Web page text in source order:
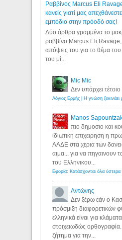
Ραββίνος Marcus Eli
κανείς γιατί μας
εμπόδιο στην πρόοδό σας!
Δύο άρθρα γραμμένα το
ραββίνο Marcus Eli Ravage,
απόψεις του για το θέμα του
του μί...
Mic Mic
Δεν υπάρχει
Manos
πιο δημοσιο και
ιδιωτικη επιχειρηση η
ΑΑΔΕ στα χερια των
αιμα... για να πηγαινουν
του Ελληνικου...
Αντώνης
Δεν ξέρω εάν ο
πρόσμιξη διαφορετικών
ελληνικά είναι για
στοιχειωδώς
ζήτημα για την...